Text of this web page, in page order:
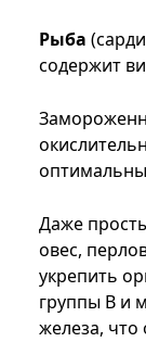
Рыба
содержит
Даже
овес,
укрепить
группы В и
железа, что